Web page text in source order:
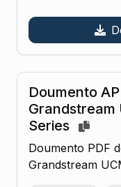
Doumento
Grandstream
Series
Doumento PDF
Grandstream